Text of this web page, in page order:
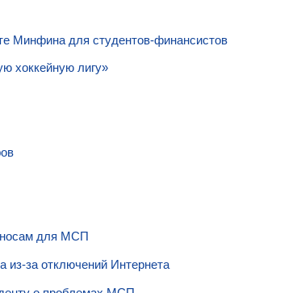
Минфина для студентов-финансистов
хоккейную лигу»
для МСП
из-за отключений Интернета